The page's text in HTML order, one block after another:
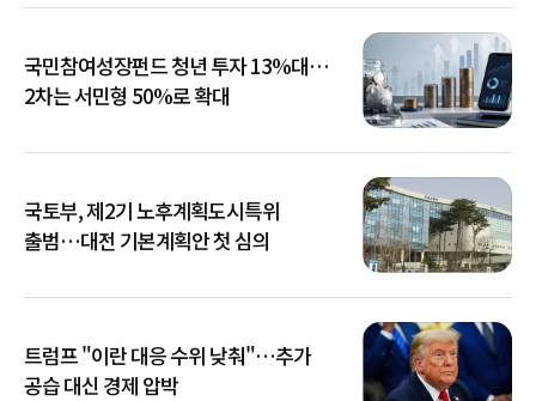
국민참여성장펀드 청년 투자 13%대…
2차는 서민형 50%로 확대
국토부, 제2기 노후계획도시특위
출범…대전 기본계획안 첫 심의
트럼프 "이란 대응 수위 낮춰"…추가
공습 대신 경제 압박